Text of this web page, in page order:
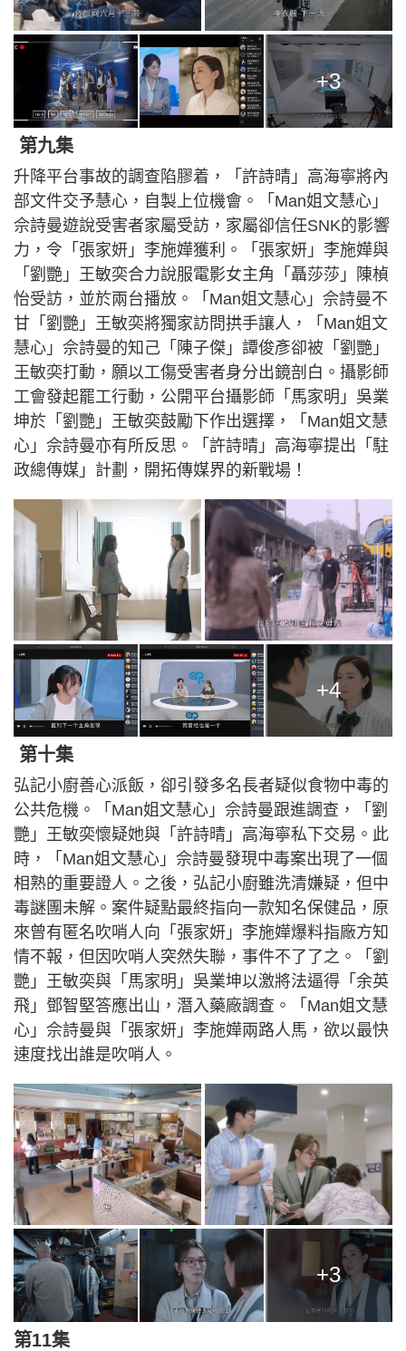
+3
第九集
升降平台事故的調查陷膠着，「許詩晴」高海寧將內
部文件交予慧心，自製上位機會。「Man姐文慧心」
佘詩曼遊說受害者家屬受訪，家屬卻信任SNK的影響
力，令「張家妍」李施嬅獲利。「張家妍」李施嬅與
「劉艷」王敏奕合力說服電影女主角「聶莎莎」陳楨
怡受訪，並於兩台播放。「Man姐文慧心」佘詩曼不
甘「劉艷」王敏奕將獨家訪問拱手讓人，「Man姐文
慧心」佘詩曼的知己「陳子傑」譚俊彥卻被「劉艷」
王敏奕打動，願以工傷受害者身分出鏡剖白。攝影師
工會發起罷工行動，公開平台攝影師「馬家明」吳業
坤於「劉艷」王敏奕鼓勵下作出選擇，「Man姐文慧
心」佘詩曼亦有所反思。「許詩晴」高海寧提出「駐
政總傳媒」計劃，開拓傳媒界的新戰場！
+4
第十集
弘記小廚善心派飯，卻引發多名長者疑似食物中毒的
公共危機。「Man姐文慧心」佘詩曼跟進調查，「劉
艷」王敏奕懷疑她與「許詩晴」高海寧私下交易。此
時，「Man姐文慧心」佘詩曼發現中毒案出現了一個
相熟的重要證人。之後，弘記小廚雖洗清嫌疑，但中
毒謎團未解。案件疑點最終指向一款知名保健品，原
來曾有匿名吹哨人向「張家妍」李施嬅爆料指廠方知
情不報，但因吹哨人突然失聯，事件不了了之。「劉
艷」王敏奕與「馬家明」吳業坤以激將法逼得「余英
飛」鄧智堅答應出山，潛入藥廠調查。「Man姐文慧
心」佘詩曼與「張家妍」李施嬅兩路人馬，欲以最快
速度找出誰是吹哨人。
+3
第11集